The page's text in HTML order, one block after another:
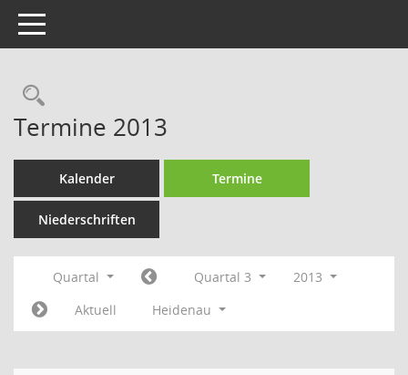
Toggle navigation
Rechercheauswahl
Termine 2013
Kalender Termine
Niederschriften
Quartal Quartal 3
2013
Aktuell
Heidenau